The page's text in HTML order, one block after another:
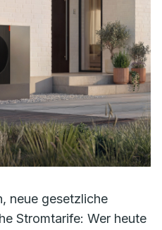
neue gesetzliche
Stromtarife: Wer heute